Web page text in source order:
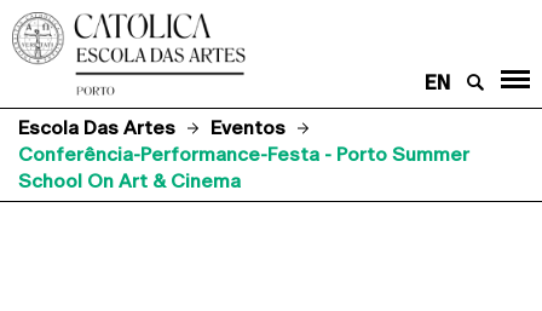
EN
Escola Das Artes
Eventos
Conferência-Performance-Festa - Porto Summer
School On Art & Cinema